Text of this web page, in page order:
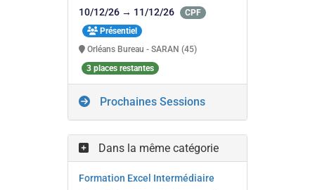
10/12/26 → 11/12/26
CPF
Présentiel
Orléans Bureau - SARAN (45)
3 places restantes
Prochaines Sessions
Dans la même catégorie
Formation Excel Intermédiaire